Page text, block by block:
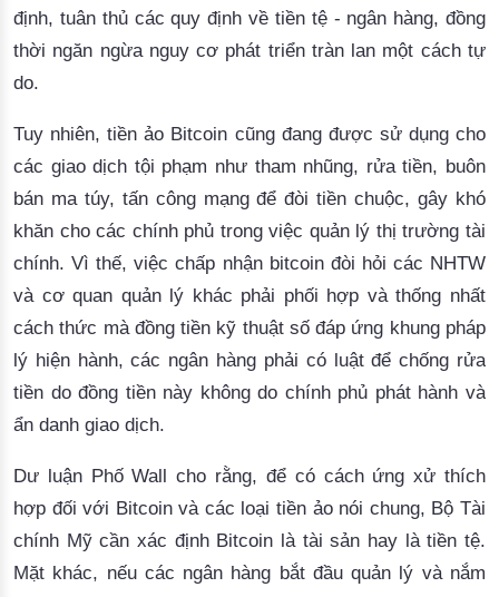
định, tuân thủ các quy định về tiền tệ - ngân hàng, đồng
thời ngăn ngừa nguy cơ phát triển tràn lan một cách tự
do.
Tuy nhiên, tiền ảo Bitcoin cũng đang được sử dụng cho
các giao dịch tội phạm như tham nhũng, rửa tiền, buôn
bán ma túy, tấn công mạng để đòi tiền chuộc, gây khó
khăn cho các chính phủ trong việc quản lý thị trường tài
chính. Vì thế, việc chấp nhận bitcoin đòi hỏi các NHTW
và cơ quan quản lý khác phải phối hợp và thống nhất
cách thức mà đồng tiền kỹ thuật số đáp ứng khung pháp
lý hiện hành, các ngân hàng phải có luật để chống rửa
tiền do đồng tiền này không do chính phủ phát hành và
ẩn danh giao dịch.
Dư luận Phố Wall cho rằng, để có cách ứng xử thích
hợp đối với Bitcoin và các loại tiền ảo nói chung, Bộ Tài
chính Mỹ cần xác định Bitcoin là tài sản hay là tiền tệ.
Mặt khác, nếu các ngân hàng bắt đầu quản lý và nắm